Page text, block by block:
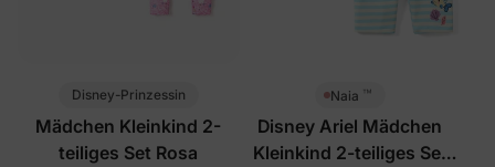
Disney-Prinzessin
Mädchen Kleinkind 2-
teiliges Set Rosa
Naia ™
Disney Ariel Mädchen
Kleinkind 2-teiliges Set